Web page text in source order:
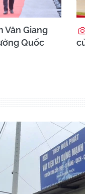
Văn Giang
Quốc